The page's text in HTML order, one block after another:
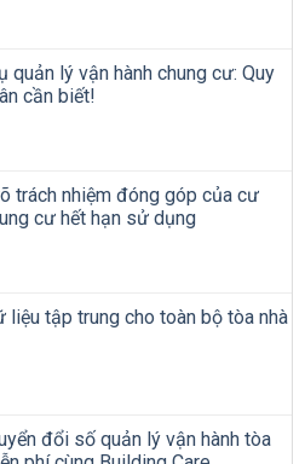
quản lý vận hành chung cư: Quy
cần biết!
trách nhiệm đóng góp của cư
cư hết hạn sử dụng
liệu tập trung cho toàn bộ tòa nhà
đổi số quản lý vận hành tòa